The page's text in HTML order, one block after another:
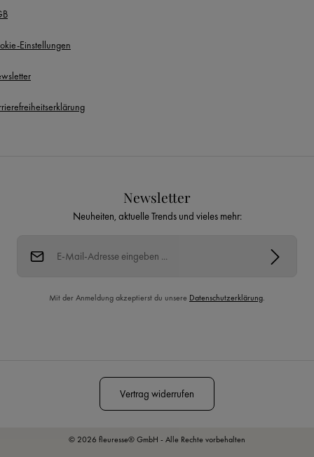
Einstellungen
Newsletter
Neuheiten, aktuelle Trends und vieles mehr:
Mit der Anmeldung akzeptierst du unsere Datenschutzerklärung.
Vertrag widerrufen
© 2026 fleuresse® GmbH - Alle Rechte vorbehalten